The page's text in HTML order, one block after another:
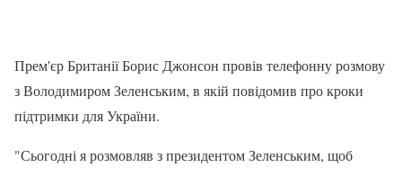
Прем'єр Британії Борис Джонсон провів телефонну розмову
з Володимиром Зеленським, в якій повідомив про кроки
підтримки для України.
"Сьогодні я розмовляв з президентом Зеленським, щоб